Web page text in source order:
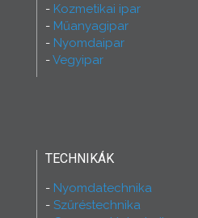
Kozmetikai ipar
Műanyagipar
Nyomdaipar
Vegyipar
TECHNIKÁK
Nyomdatechnika
Szűréstechnika